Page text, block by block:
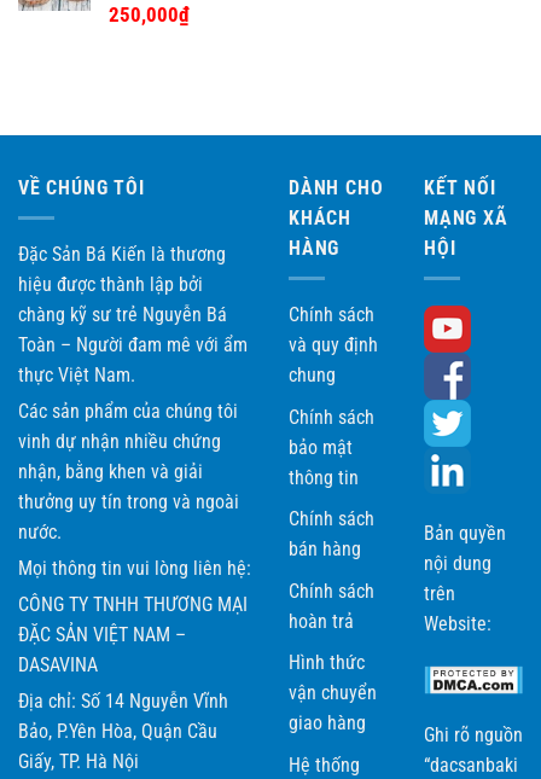
Được xếp
hạng
5.00
250,000₫
VỀ CHÚNG TÔI
Đặc Sản Bá Kiến là thương
hiệu được thành lập bởi
chàng kỹ sư trẻ Nguyễn Bá
Toàn – Người đam mê với ẩm
thực Việt Nam.
Các sản phẩm của chúng tôi
vinh dự nhận nhiều chứng
nhận, bằng khen và giải
thưởng uy tín trong và ngoài
nước.
Mọi thông tin vui lòng liên hệ:
CÔNG TY TNHH THƯƠNG MẠI
ĐẶC SẢN VIỆT NAM –
DASAVINA
Địa chỉ: Số 14 Nguyễn Vĩnh
Bảo, P.Yên Hòa, Quận Cầu
Giấy, TP. Hà Nội
DÀNH CHO
KHÁCH
HÀNG
Chính sách
và quy định
chung
Chính sách
bảo mật
thông tin
Chính sách
bán hàng
Chính sách
hoàn trả
Hình thức
vận chuyển
giao hàng
Hệ thống
KẾT NỐI
MẠNG XÃ
HỘI
Bản quyền
nội dung
trên
Website:
Ghi rõ nguồn
“dacsanbaki